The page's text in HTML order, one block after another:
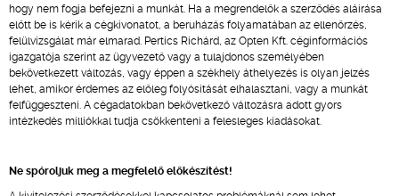
hogy nem fogja befejezni a munkát. Ha a megrendelők a szerződés aláírása
előtt be is kérik a cégkivonatot, a beruházás folyamatában az ellenőrzés,
felülvizsgálat már elmarad. Pertics Richárd, az Opten Kft. céginformációs
igazgatója szerint az ügyvezető vagy a tulajdonos személyében
bekövetkezett változás, vagy éppen a székhely áthelyezés is olyan jelzés
lehet, amikor érdemes az előleg folyósítását elhalasztani, vagy a munkát
felfüggeszteni. A cégadatokban bekövetkező változásra adott gyors
intézkedés milliókkal tudja csökkenteni a felesleges kiadásokat.
Ne spóroljuk meg a megfelelő előkészítést!